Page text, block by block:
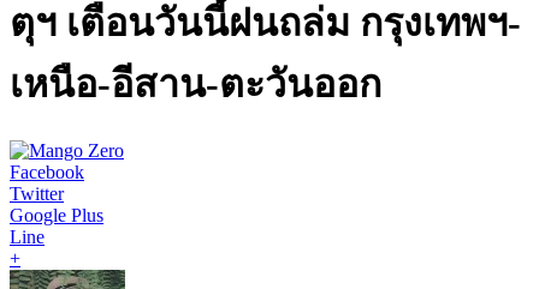
ตุฯ เตือนวันนี้ฝนถล่ม กรุงเทพฯ-
เหนือ-อีสาน-ตะวันออก
Facebook
Twitter
Google Plus
Line
+